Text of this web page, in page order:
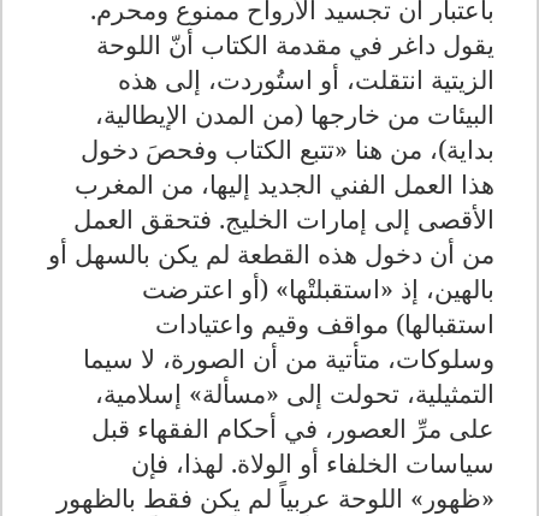
باعتبار أن تجسيد الأرواح ممنوع ومحرم.
يقول داغر في مقدمة الكتاب أنّ اللوحة
الزيتية انتقلت، أو استُوردت، إلى هذه
البيئات من خارجها (من المدن الإيطالية،
بداية)، من هنا «تتبع الكتاب وفحصَ دخول
هذا العمل الفني الجديد إليها، من المغرب
الأقصى إلى إمارات الخليج. فتحقق العمل
من أن دخول هذه القطعة لم يكن بالسهل أو
بالهين، إذ «استقبلتْها» (أو اعترضت
استقبالها) مواقف وقيم واعتيادات
وسلوكات، متأتية من أن الصورة، لا سيما
التمثيلية، تحولت إلى «مسألة» إسلامية،
على مرِّ العصور، في أحكام الفقهاء قبل
سياسات الخلفاء أو الولاة. لهذا، فإن
«ظهور» اللوحة عربياً لم يكن فقط بالظهور